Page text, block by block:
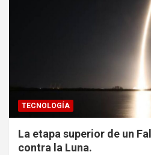
TECNOLOGÍA
La etapa superior de un
contra la Luna.